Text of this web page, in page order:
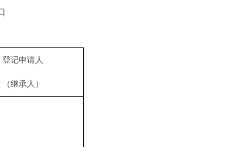
登记申请人
（继承人）